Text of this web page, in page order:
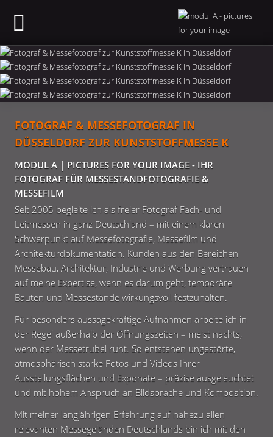
FOTOGRAF & MESSEFOTOGRAF IN
DÜSSELDORF ZUR KUNSTSTOFFMESSE K
MODUL A | PICTURES FOR YOUR IMAGE - IHR
FOTOGRAF FÜR MESSESTANDFOTOGRAFIE &
MESSEFILM
Seit 2005 begleite ich als freier Fotograf Fach- und
Leitmessen in ganz Deutschland – mit einem klaren
Schwerpunkt auf Messefotografie, Messefilm und
Architekturdokumentation. Kunden aus den Bereichen
Messebau, Architektur, Industrie und Werbung vertrauen
auf meine Expertise, wenn es darum geht, temporäre
Bauten und Messestände wirkungsvoll festzuhalten.
Für besonders aussagekräftige Aufnahmen arbeite ich in
der Regel außerhalb der Öffnungszeiten – meist nachts,
wenn der Messetrubel ruht. So entstehen ungestörte,
atmosphärisch starke Fotos und Videos Ihrer
Ausstellungsflächen und Exponate – präzise ausgeleuchtet
und mit hohem Anspruch an Bildsprache und Komposition.
Mit meiner langjährigen Erfahrung auf nahezu allen
relevanten Messegeländen Deutschlands bin ich mit den